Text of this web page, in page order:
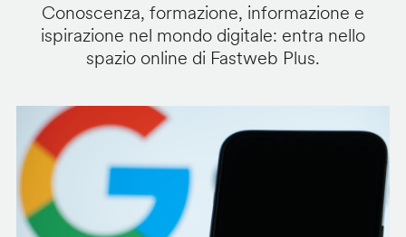
Conoscenza, formazione, informazione e
ispirazione nel mondo digitale: entra nello
spazio online di Fastweb Plus.